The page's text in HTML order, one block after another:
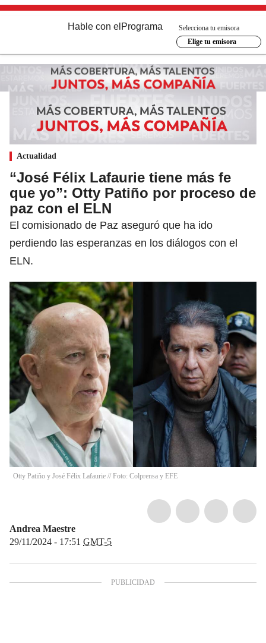
Hable con el Programa
Selecciona tu emisora
Elige tu emisora
Actualidad
“José Félix Lafaurie tiene más fe
que yo”: Otty Patiño por proceso de
paz con el ELN
El comisionado de Paz aseguró que ha ido
perdiendo las esperanzas en los diálogos con el
ELN.
Otty Patiño y José Félix Lafaurie // Foto: Colprensa y EFE
Andrea Maestre
29/11/2024 - 17:51 GMT-5